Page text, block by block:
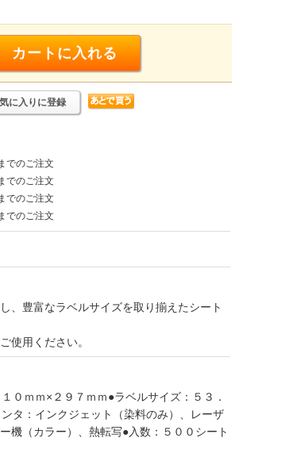
カートに入れる
に入りに登録
でのご注文
でのご注文
でのご注文
でのご注文
、豊富なラベルサイズを取り揃えたシート
使用ください。
０ｍｍ×２９７ｍｍ●ラベルサイズ：５３．
タ：インクジェット（染料のみ）、レーザ
機（カラー）、熱転写●入数：５００シート